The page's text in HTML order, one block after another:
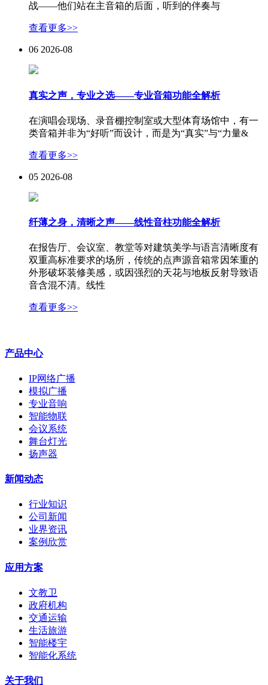
战——他们站在主音箱的后面，听到的伴奏与
查看更多>>
06 2026-08
真实之声，专业之选——专业音箱功能全解析
在演唱会现场、录音棚控制室或大型体育场馆中，有一
类音箱并非为“好听”而设计，而是为“真实”与“力量&
查看更多>>
05 2026-08
纤薄之身，清晰之声——线性音柱功能全解析
在报告厅、会议室、教堂等对建筑美学与语言清晰度有
双重高标准要求的场所，传统的点声源音箱常因笨重的
外形破坏装修美感，或因强烈的天花与地板反射导致语
音含混不清。线性
查看更多>>
产品中心
IP网络广播
模拟广播
专业音响
智能物联
会议系统
舞台灯光
扬声器
新闻动态
行业知识
公司新闻
业界资讯
案例欣赏
应用方案
文教卫
政府机构
交通运输
生活旅游
智能楼宇
智能化系统
关于我们